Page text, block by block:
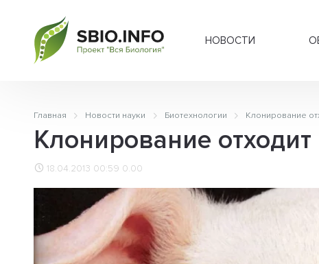
НОВОСТИ
Главная Новости науки Биотехнологии Клонирование
Клонирование
18.04.2013 00:59 0.00